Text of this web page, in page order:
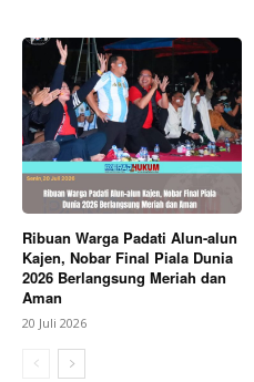
Ribuan Warga Padati Alun-alun
Kajen, Nobar Final Piala Dunia
2026 Berlangsung Meriah dan
Aman
20 Juli 2026